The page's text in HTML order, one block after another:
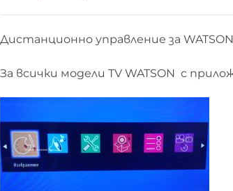
Дистанционно управление за
За всички модели TV WATSON с